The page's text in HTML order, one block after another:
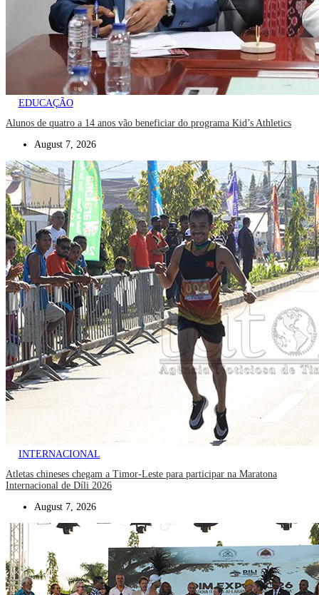
EDUCAÇÃO
Alunos de quatro a 14 anos vão beneficiar do programa Kid’s Athletics
August 7, 2026
INTERNACIONAL
Atletas chineses chegam a Timor-Leste para participar na Maratona
Internacional de Díli 2026
August 7, 2026